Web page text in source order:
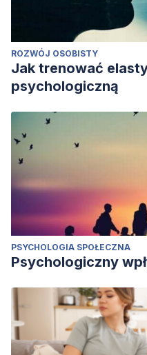
ROZWÓJ OSOBISTY
Jak trenować
psychologiczną
PSYCHOLOGIA SPOŁECZNA
Psychologiczny